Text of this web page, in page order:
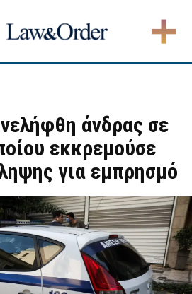
άνδρας σε
εκκρεμούσε
για εμπρησμό